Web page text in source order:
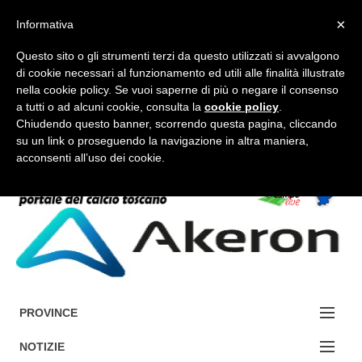
FORUM-ACCEDI
Accedi / Registrati
PROVINCE
EDIZIONE:
NOTIZIE
×
Informativa
Questo sito o gli strumenti terzi da questo utilizzati si avvalgono
di cookie necessari al funzionamento ed utili alle finalità illustrate
nella cookie policy. Se vuoi saperne di più o negare il consenso
a tutti o ad alcuni cookie, consulta la cookie policy
Chiudendo questo banner, scorrendo questa pagina, cliccando
su un link o proseguendo la navigazione in altra maniera,
acconsenti all’uso dei cookie.